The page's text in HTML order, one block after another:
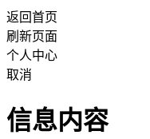
返回首页
刷新页面
个人中心
取消
信息内容